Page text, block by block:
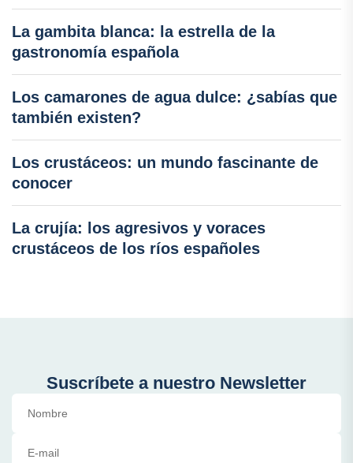
La gambita blanca: la estrella de la
gastronomía española
Los camarones de agua dulce: ¿sabías que
también existen?
Los crustáceos: un mundo fascinante de
conocer
La crujía: los agresivos y voraces
crustáceos de los ríos españoles
Suscríbete a nuestro Newsletter